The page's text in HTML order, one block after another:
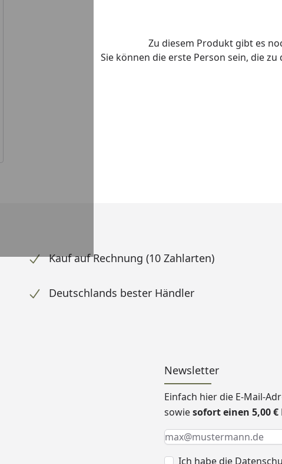
Zu diesem Produkt gibt es
Sie können die erste Person sein, die
Kauf auf Rechnung (10 Zahlarten)
Deutschlands bester Händler
Newsletter
Einfach hier die E-Mail-
sowiesofort einen 5,00
Keine Eingabe erforderlich
Eingabe erforderlich
E-Mail *
Ich habe die